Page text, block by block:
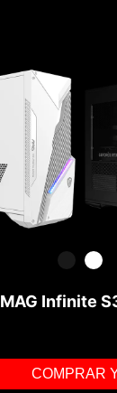
MAG Infinite
COMPRAR